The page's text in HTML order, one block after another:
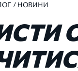
/ НОВИНИ